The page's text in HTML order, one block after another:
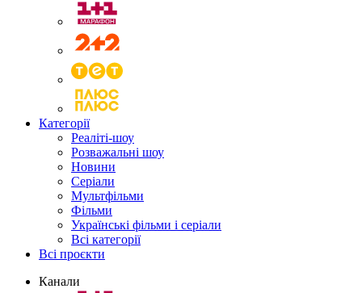
Категорії
Реаліті-шоу
Розважальні шоу
Новини
Серіали
Мультфільми
Фільми
Українські фільми і серіали
Всі категорії
Всі проєкти
Канали